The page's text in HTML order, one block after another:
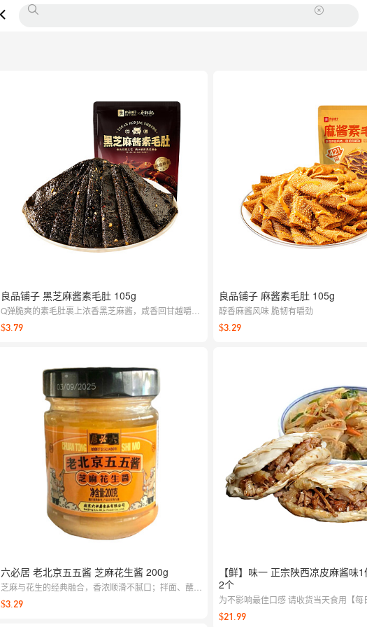
良品铺子 黑芝麻酱素毛肚 105g
Q弹脆爽的素毛肚裹上浓香黑芝麻酱，咸香回甘越嚼越
香，追剧解馋的小确幸。
$3.79
六必居 老北京五五酱 芝麻花生酱 200g
芝麻与花生的经典融合，香浓顺滑不腻口；拌面、蘸馍
或做蘸酱都合适，日常佐餐一抹即香。
$3.29
良品铺子 麻酱素毛肚 105g
醇香麻酱风味 脆韧有嚼劲
$3.29
【鲜】味一 正宗陕西凉皮麻酱味
2个
为不影响最佳口感 请收货当天食用【
周一至周六配送】
$21.99